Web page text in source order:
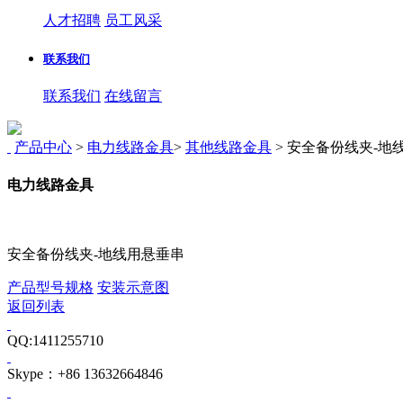
人才招聘 员工风采
联系我们
联系我们 在线留言
产品中心 > 电力线路金具> 其他线路金具 > 安全备份线夹-地
电力线路金具
安全备份线夹-地线用悬垂串
产品型号规格 安装示意图
返回列表
QQ:1411255710
Skype：+86 13632664846